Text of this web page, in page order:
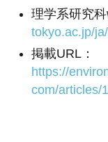
理学系研究科
tokyo.ac.jp/
掲載URL：
https://
com/articles/